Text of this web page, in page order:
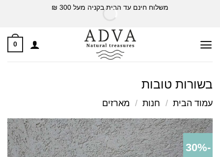
משלוח חינם עד הבית בקניה מעל 300 ₪
0
בשורות טובות
עמוד הבית / חנות / מארזים
-30%